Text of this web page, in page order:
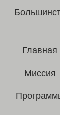
Главная
Миссия